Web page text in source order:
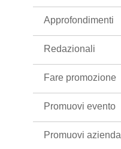
Approfondimenti
Redazionali
Fare promozione
Promuovi evento
Promuovi azienda